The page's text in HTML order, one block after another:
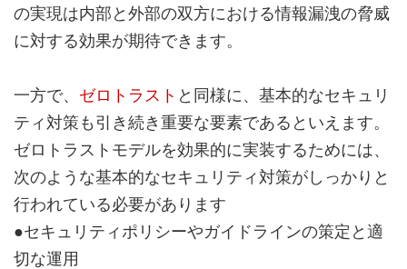
の実現は内部と外部の双方における情報漏洩の脅威
に対する効果が期待できます。
一方で、 ゼロトラスト と同様に、基本的なセキュリ
ティ対策も引き続き重要な要素であるといえます。
ゼロトラストモデルを効果的に実装するためには、
次のような基本的なセキュリティ対策がしっかりと
行われている必要があります
●セキュリティポリシーやガイドラインの策定と適
切な運用